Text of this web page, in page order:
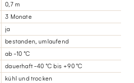
0,7 m
3 Monate
ja
bestanden, umlaufend
ab -10 °C
dauerhaft -40 °C bis +90 °C
kühl und trocken